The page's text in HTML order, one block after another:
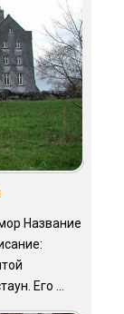
Название
Его ...